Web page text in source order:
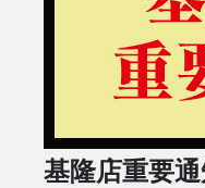
基隆店重要通